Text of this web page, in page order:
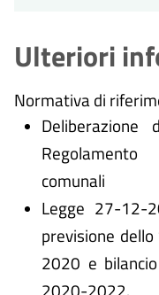
Ulteriori
Normativa di
Deliberazione
comunali
Legge 27-12-
previsione
2020 e